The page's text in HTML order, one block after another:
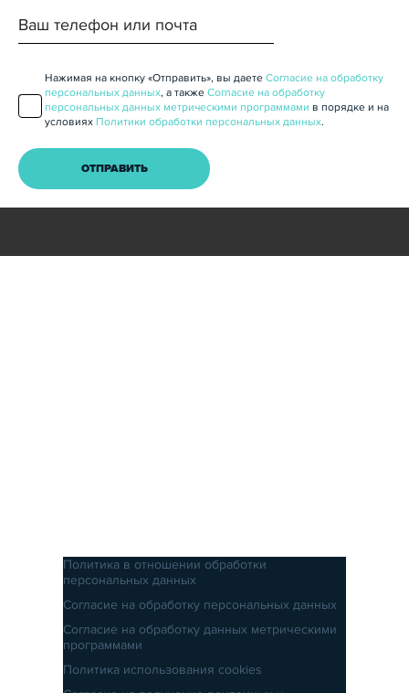
Нажимая на кнопку «Отправить», вы даете Согласие на обработку
персональных данных, а также Согласие на обработку
персональных данных метрическими программами в порядке и на
условиях Политики обработки персональных данных.
Политика в отношении обработки
персональных данных
Согласие на обработку персональных данных
Согласие на обработку данных метрическими
программами
Политика использования cookies